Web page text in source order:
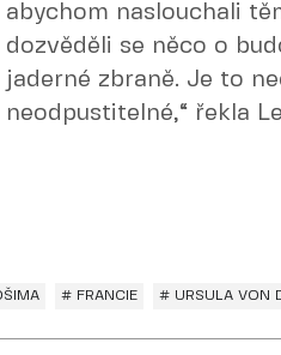
abychom naslouchali
dozvěděli se něco o
jaderné zbraně. Je to
neodpustitelné,“ řekla
# FRANCIE # URSULA VON